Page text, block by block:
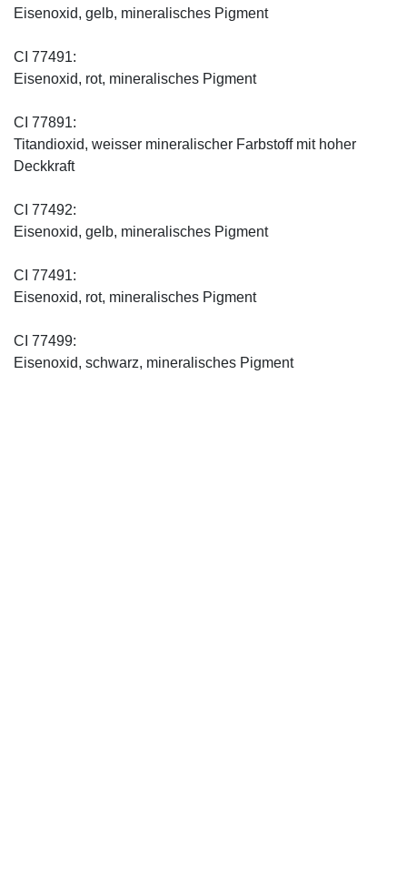
Eisenoxid, gelb, mineralisches Pigment
CI 77491:
Eisenoxid, rot, mineralisches Pigment
CI 77891:
Titandioxid, weisser mineralischer Farbstoff mit hoher
Deckkraft
CI 77492:
Eisenoxid, gelb, mineralisches Pigment
CI 77491:
Eisenoxid, rot, mineralisches Pigment
CI 77499:
Eisenoxid, schwarz, mineralisches Pigment